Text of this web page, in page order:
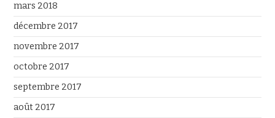
mars 2018
décembre 2017
novembre 2017
octobre 2017
septembre 2017
août 2017